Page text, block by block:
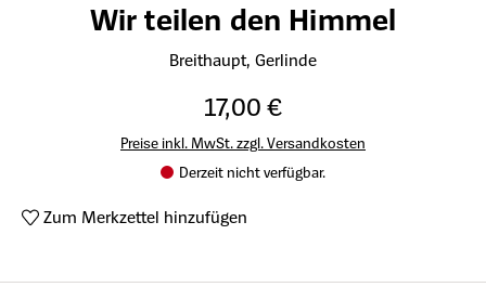
Wir teilen den Himmel
Breithaupt, Gerlinde
17,00 €
Preise inkl. MwSt. zzgl. Versandkosten
Derzeit nicht verfügbar.
Zum Merkzettel hinzufügen